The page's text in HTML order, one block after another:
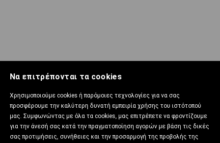
Να επιτρέπονται τα cookies
Χρησιμοποιούμε cookies ή παρόμοιες τεχνολογίες για να σας
προσφέρουμε την καλύτερη δυνατή εμπειρία χρήσης του ιστότοπού
μας. Συμφωνώντας με όλα τα cookies, μας επιτρέπετε να φροντίζουμε
για την άνεσή σας κατά την πραγματοποίηση αγορών με βάση τις δικές
σας προτιμήσεις, συνήθειες και την προσαρμογή της προβολής της